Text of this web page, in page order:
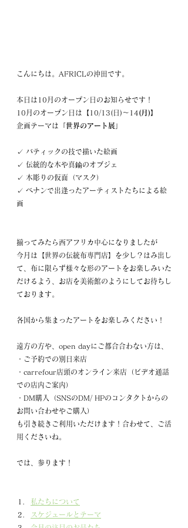
こんにちは。AFRICLの沖田です。
本日は10月のオープン日のお知らせです！
10月のオープン日は
【10/13(日)～14(月)】
企画テーマは
「世界のアート展」
✓ バティックの技で描いた絵画
✓ 伝統的な木や真鍮のオブジェ
✓ 木彫りの仮面（マスク）
✓ ベナンで出逢ったアーティストたちによる絵
画
揃ってみたら西アフリカ中心になりましたが
今月は【世界の伝統布専門店】を少し？はみ出し
て、布に限らず様々な形のアートをお楽しみいた
だけるよう、お店を美術館のようにしてお待ちし
ております。
各国から集まったアートをお楽しみください！
遠方の方や、open dayにご都合合わない方は、
・ご予約での別日来店
・carrefour店頭のオンライン来店（ビデオ通話
での店内ご案内）
・DM購入（SNSのDM/ HPのコンタクトからの
お問い合わせやご購入）
も引き続きご利用いただけます！合わせて、ご活
用くださいね。
では、参ります！
私たちについて
スケジュールとテーマ